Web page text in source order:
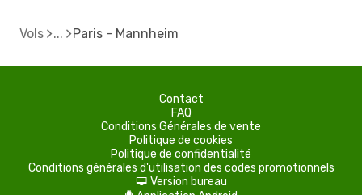
Vols Paris - Mannheim
Contact
FAQ
Conditions Générales de vente
Politique de cookies
Politique de confidentialité
Conditions générales d'utilisation des codes promotionnels
d Version bureau